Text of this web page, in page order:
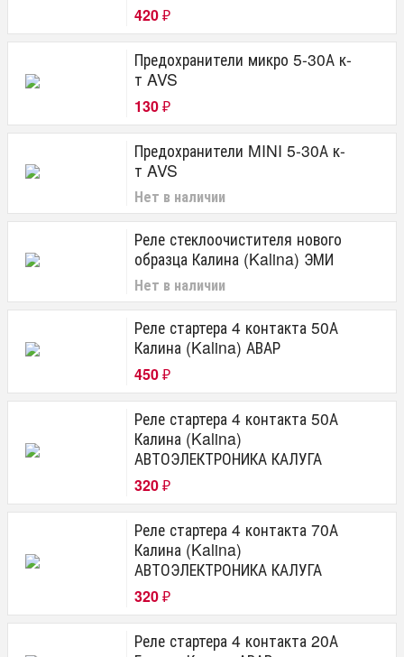
420 ₽
Предохранители микро 5-30А к-
т AVS
130 ₽
Предохранители MINI 5-30А к-
т AVS
Нет в наличии
Реле стеклоочистителя нового
образца Калина (Kalina) ЭМИ
Нет в наличии
Реле стартера 4 контакта 50А
Калина (Kalina) АВАР
450 ₽
Реле стартера 4 контакта 50А
Калина (Kalina)
АВТОЭЛЕКТРОНИКА КАЛУГА
320 ₽
Реле стартера 4 контакта 70А
Калина (Kalina)
АВТОЭЛЕКТРОНИКА КАЛУГА
320 ₽
Реле стартера 4 контакта 20А